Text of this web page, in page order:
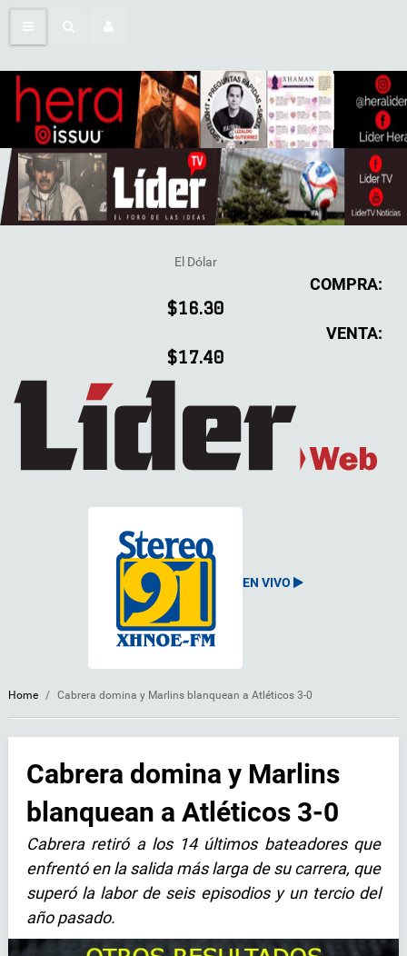
El Dólar
COMPRA:
$16.30
VENTA:
$17.40
EN VIVO
Home / Cabrera domina y Marlins blanquean a Atléticos 3-0
Cabrera domina y Marlins
blanquean a Atléticos 3-0
Cabrera retiró a los 14 últimos bateadores que
enfrentó en la salida más larga de su carrera, que
superó la labor de seis episodios y un tercio del
año pasado.